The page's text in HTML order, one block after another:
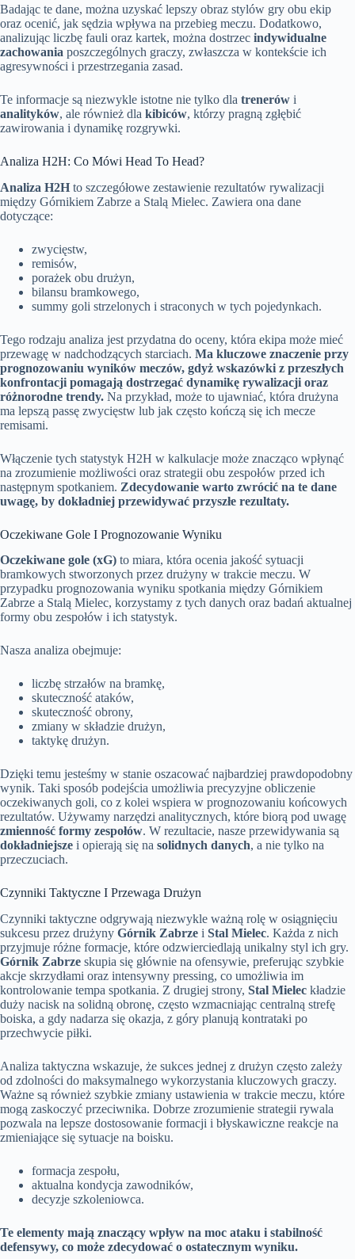
Badając te dane, można uzyskać lepszy obraz stylów gry obu ekip
oraz ocenić, jak sędzia wpływa na przebieg meczu. Dodatkowo,
analizując liczbę fauli oraz kartek, można dostrzec indywidualne
zachowania poszczególnych graczy, zwłaszcza w kontekście ich
agresywności i przestrzegania zasad.
Te informacje są niezwykle istotne nie tylko dla trenerów i
analityków, ale również dla kibiców, którzy pragną zgłębić
zawirowania i dynamikę rozgrywki.
Analiza H2H: Co Mówi Head To Head?
Analiza H2H to szczegółowe zestawienie rezultatów rywalizacji
między Górnikiem Zabrze a Stalą Mielec. Zawiera ona dane
dotyczące:
zwycięstw,
remisów,
porażek obu drużyn,
bilansu bramkowego,
summy goli strzelonych i straconych w tych pojedynkach.
Tego rodzaju analiza jest przydatna do oceny, która ekipa może mieć
przewagę w nadchodzących starciach. Ma kluczowe znaczenie przy
prognozowaniu wyników meczów, gdyż wskazówki z przeszłych
konfrontacji pomagają dostrzegać dynamikę rywalizacji oraz
różnorodne trendy. Na przykład, może to ujawniać, która drużyna
ma lepszą passę zwycięstw lub jak często kończą się ich mecze
remisami.
Włączenie tych statystyk H2H w kalkulacje może znacząco wpłynąć
na zrozumienie możliwości oraz strategii obu zespołów przed ich
następnym spotkaniem. Zdecydowanie warto zwrócić na te dane
uwagę, by dokładniej przewidywać przyszłe rezultaty.
Oczekiwane Gole I Prognozowanie Wyniku
Oczekiwane gole (xG) to miara, która ocenia jakość sytuacji
bramkowych stworzonych przez drużyny w trakcie meczu. W
przypadku prognozowania wyniku spotkania między Górnikiem
Zabrze a Stalą Mielec, korzystamy z tych danych oraz badań aktualnej
formy obu zespołów i ich statystyk.
Nasza analiza obejmuje:
liczbę strzałów na bramkę,
skuteczność ataków,
skuteczność obrony,
zmiany w składzie drużyn,
taktykę drużyn.
Dzięki temu jesteśmy w stanie oszacować najbardziej prawdopodobny
wynik. Taki sposób podejścia umożliwia precyzyjne obliczenie
oczekiwanych goli, co z kolei wspiera w prognozowaniu końcowych
rezultatów. Używamy narzędzi analitycznych, które biorą pod uwagę
zmienność formy zespołów. W rezultacie, nasze przewidywania są
dokładniejsze i opierają się na solidnych danych, a nie tylko na
przeczuciach.
Czynniki Taktyczne I Przewaga Drużyn
Czynniki taktyczne odgrywają niezwykle ważną rolę w osiągnięciu
sukcesu przez drużyny Górnik Zabrze i Stal Mielec. Każda z nich
przyjmuje różne formacje, które odzwierciedlają unikalny styl ich gry.
Górnik Zabrze skupia się głównie na ofensywie, preferując szybkie
akcje skrzydłami oraz intensywny pressing, co umożliwia im
kontrolowanie tempa spotkania. Z drugiej strony, Stal Mielec kładzie
duży nacisk na solidną obronę, często wzmacniając centralną strefę
boiska, a gdy nadarza się okazja, z góry planują kontrataki po
przechwycie piłki.
Analiza taktyczna wskazuje, że sukces jednej z drużyn często zależy
od zdolności do maksymalnego wykorzystania kluczowych graczy.
Ważne są również szybkie zmiany ustawienia w trakcie meczu, które
mogą zaskoczyć przeciwnika. Dobrze zrozumienie strategii rywala
pozwala na lepsze dostosowanie formacji i błyskawiczne reakcje na
zmieniające się sytuacje na boisku.
formacja zespołu,
aktualna kondycja zawodników,
decyzje szkoleniowca.
Te elementy mają znaczący wpływ na moc ataku i stabilność
defensywy, co może zdecydować o ostatecznym wyniku.